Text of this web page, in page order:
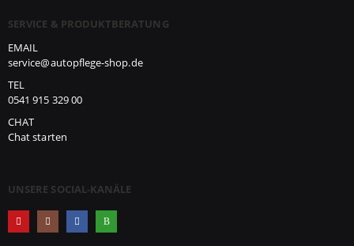
SERVICE & PRODUKTBERATUNG
EMAIL
service@autopflege-shop.de
TEL
0541 915 329 00
CHAT
Chat starten
UNSERE SOCIAL-KANÄLE